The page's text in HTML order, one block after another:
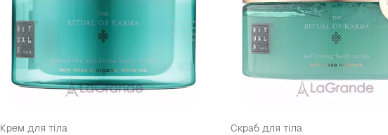
Крем для тіла Скраб для тіла